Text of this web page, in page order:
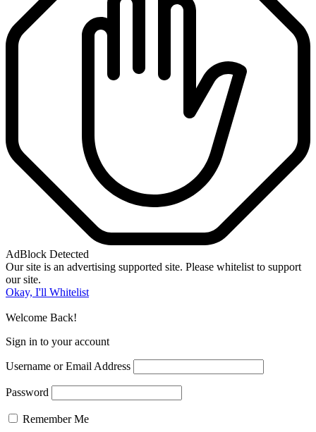
AdBlock Detected
Our site is an advertising supported site. Please whitelist to support
our site.
Okay, I'll Whitelist
Welcome Back!
Sign in to your account
Username or Email Address
Password
Remember Me